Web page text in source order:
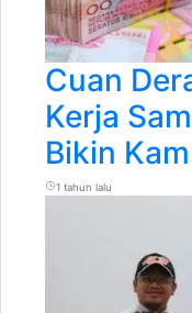
Cuan
Kerja
Bikin
1 tahun lalu